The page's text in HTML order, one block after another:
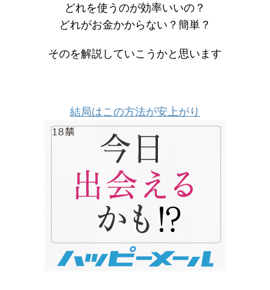
どれを使うのが効率いいの？
どれがお金かからない？簡単？
そのを解説していこうかと思います
結局はこの方法が安上がり